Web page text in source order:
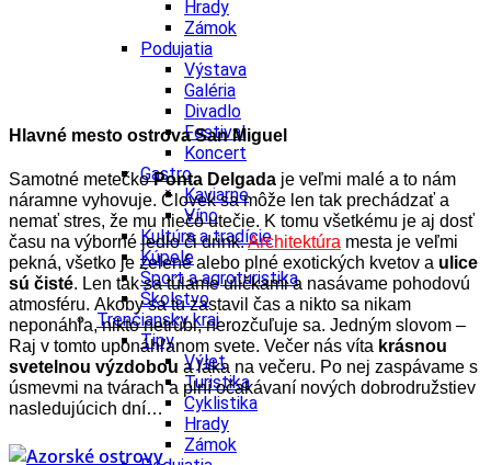
Hrady
Zámok
Podujatia
Výstava
Galéria
Divadlo
Festival
Koncert
Gastro
Kaviarne
Víno
Kultúra a tradície
Kúpele
Šport a agroturistika
Školstvo
Trenčiansky kraj
Tipy
Výlet
Turistika
Cyklistika
Hrady
Zámok
Hlavné mesto ostrova San Miguel
Samotné metečkoPonta Delgada je veľmi malé a to nám
náramne vyhovuje. Človek sa môže len tak prechádzať a
nemať stres, že mu niečo utečie. K tomu všetkému je aj dosť
času na výborné jedlo či drink.Architektúra mesta je veľmi
pekná, všetko je zelené alebo plné exotických kvetov a ulice
sú čisté. Len tak sa túlame uličkami a nasávame pohodovú
atmosféru. Akoby sa tu zastavil čas a nikto sa nikam
neponáhľa, nikto netrúbi, nerozčuľuje sa. Jedným slovom –
Raj v tomto uponáhľanom svete. Večer nás víta krásnou
svetelnou výzdobou a láka na večeru. Po nej zaspávame s
úsmevmi na tvárach a plní očakávaní nových dobrodružstiev
nasledujúcich dní…